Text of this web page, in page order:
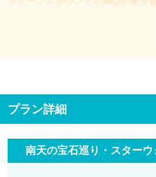
南十字星やマゼラン雲など見落と
の由来から誕生の歴史まで、経験
プラン詳細
南天の宝石巡り・スター